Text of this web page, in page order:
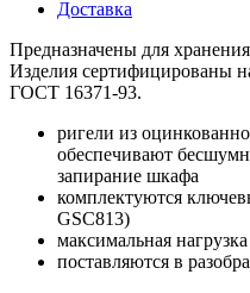
Доставка
Предназначены для
Изделия сертифицированы
ГОСТ 16371-93.
ригели из
обеспечивают
запирание шкафа
комплектуются
GSC813)
максимальная
поставляются в